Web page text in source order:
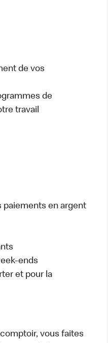
de vos
de
travail
paiements en argent
ends
et pour la
vous faites